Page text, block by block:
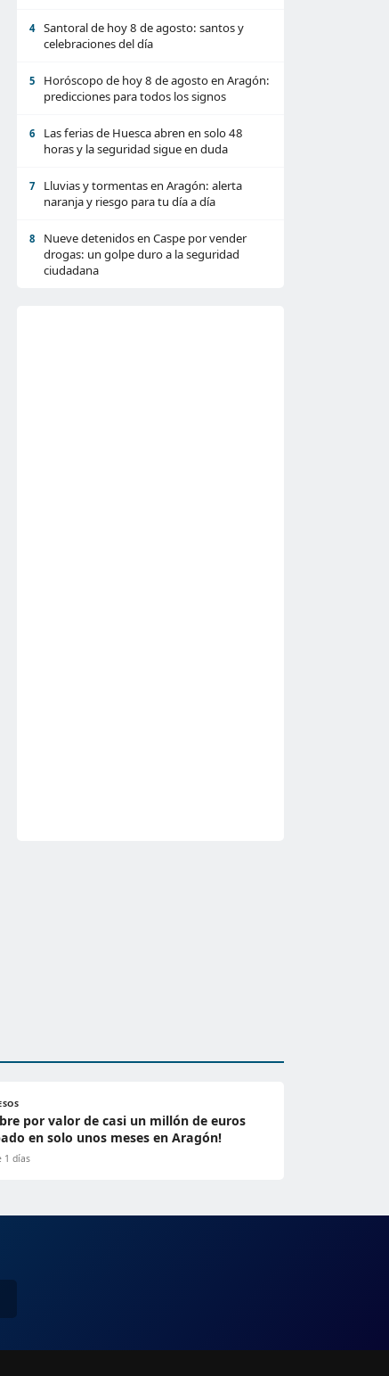
4
Santoral de hoy 8 de agosto: santos y
celebraciones del día
5
Horóscopo de hoy 8 de agosto en Aragón:
predicciones para todos los signos
6
Las ferias de Huesca abren en solo 48
horas y la seguridad sigue en duda
7
Lluvias y tormentas en Aragón: alerta
naranja y riesgo para tu día a día
8
Nueve detenidos en Caspe por vender
drogas: un golpe duro a la seguridad
ciudadana
por valor de casi un millón de euros
en solo unos meses en Aragón!
1 días